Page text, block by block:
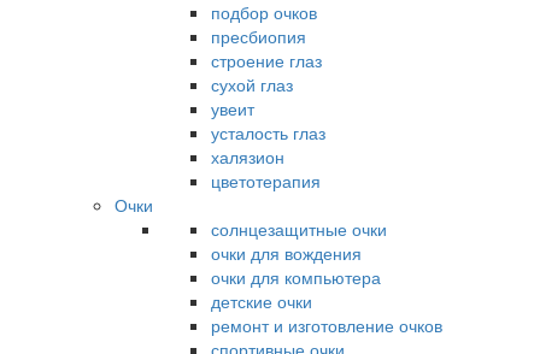
подбор очков
пресбиопия
строение глаз
сухой глаз
увеит
усталость глаз
халязион
цветотерапия
Очки
солнцезащитные очки
очки для вождения
очки для компьютера
детские очки
ремонт и изготовление очков